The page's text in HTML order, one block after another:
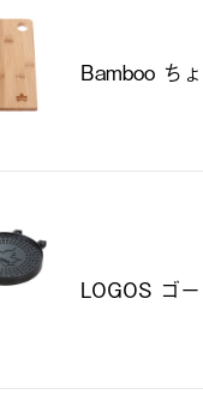
Bamboo ち
LOGOS ゴ